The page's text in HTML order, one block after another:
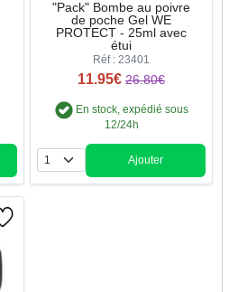
"Pack" Bombe au poivre
de poche Gel WE
PROTECT - 25ml avec
étui
Réf : 23401
11.95€ 26.80€
En stock, expédié sous
12/24h
Quantité
Ajouter